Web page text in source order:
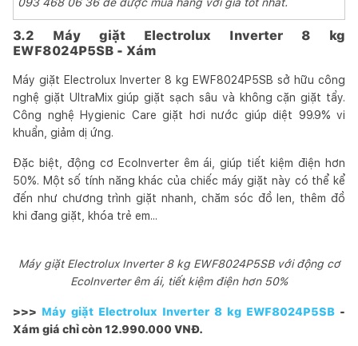
3.2 Máy giặt Electrolux Inverter 8 kg
EWF8024P5SB - Xám
Máy giặt Electrolux Inverter 8 kg EWF8024P5SB sở hữu công
nghệ giặt UltraMix giúp giặt sạch sâu và không cặn giặt tẩy.
Công nghệ Hygienic Care giặt hơi nước giúp diệt 99.9% vi
khuẩn, giảm dị ứng.
Đặc biệt, động cơ EcoInverter êm ái, giúp tiết kiệm điện hơn
50%. Một số tính năng khác của chiếc máy giặt này có thể kể
đến như chương trình giặt nhanh, chăm sóc đồ len, thêm đồ
khi đang giặt, khóa trẻ em...
Máy giặt Electrolux Inverter 8 kg EWF8024P5SB với động cơ
EcoInverter êm ái, tiết kiệm điện hơn 50%
>>> Máy giặt Electrolux Inverter 8 kg EWF8024P5SB -
Xám giá chỉ còn 12.990.000 VNĐ.